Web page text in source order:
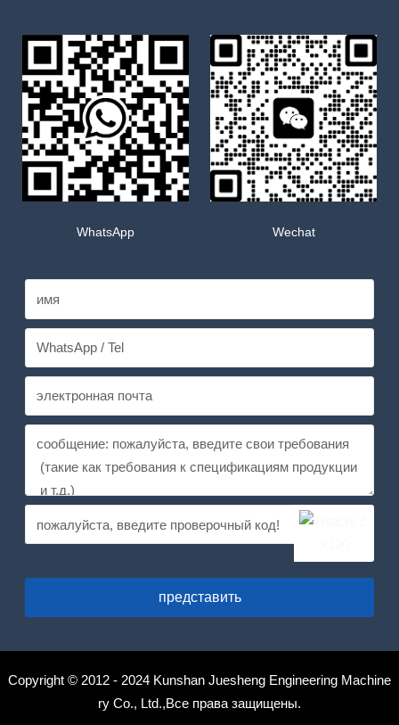
WhatsApp Wechat
представить
Copyright © 2012 - 2024 Kunshan Juesheng Engineering Machine
ry Co., Ltd.,Все права защищены.